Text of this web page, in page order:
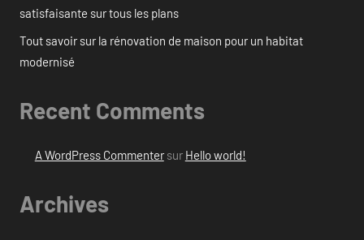
satisfaisante sur tous les plans
Tout savoir sur la rénovation de maison pour un habitat
modernisé
Recent Comments
A WordPress Commentersur Hello world!
Archives